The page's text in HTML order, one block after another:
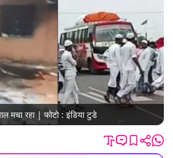
मचा रहा | फोटो : इंडिया टुडे